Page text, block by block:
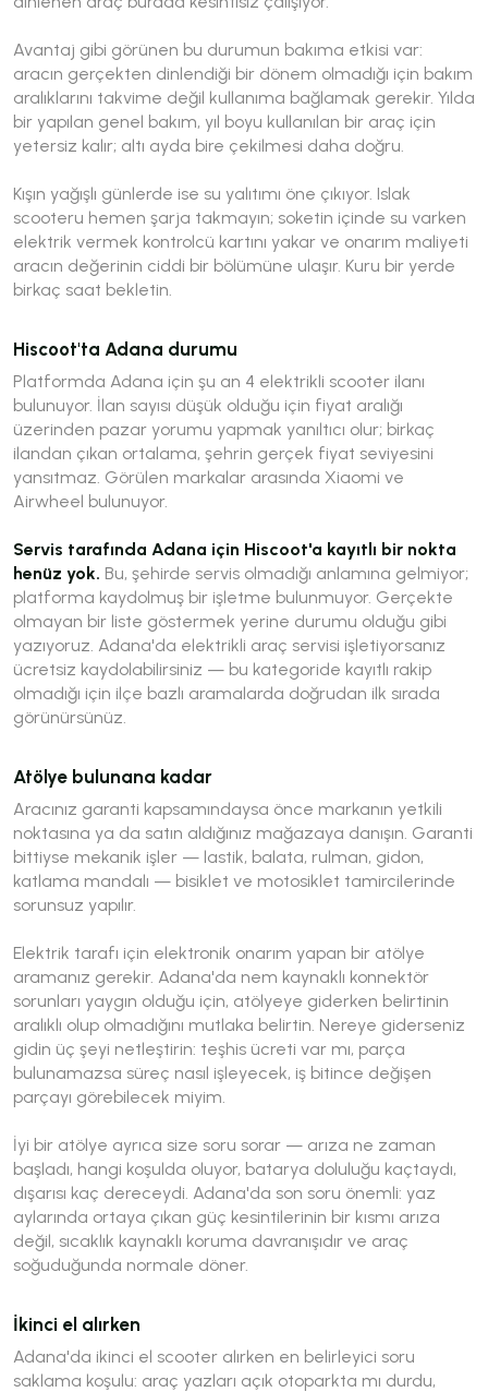
Avantaj gibi görünen bu durumun bakıma etkisi var:
aracın gerçekten dinlendiği bir dönem olmadığı için bakım
aralıklarını takvime değil kullanıma bağlamak gerekir. Yılda
bir yapılan genel bakım, yıl boyu kullanılan bir araç için
yetersiz kalır; altı ayda bire çekilmesi daha doğru.
Kışın yağışlı günlerde ise su yalıtımı öne çıkıyor. Islak
scooteru hemen şarja takmayın; soketin içinde su varken
elektrik vermek kontrolcü kartını yakar ve onarım maliyeti
aracın değerinin ciddi bir bölümüne ulaşır. Kuru bir yerde
birkaç saat bekletin.
Hiscoot'ta Adana durumu
Platformda Adana için şu an 4 elektrikli scooter ilanı
bulunuyor. İlan sayısı düşük olduğu için fiyat aralığı
üzerinden pazar yorumu yapmak yanıltıcı olur; birkaç
ilandan çıkan ortalama, şehrin gerçek fiyat seviyesini
yansıtmaz. Görülen markalar arasında Xiaomi ve
Airwheel bulunuyor.
Servis tarafında Adana için Hiscoot'a kayıtlı bir nokta
henüz yok. Bu, şehirde servis olmadığı anlamına gelmiyor;
platforma kaydolmuş bir işletme bulunmuyor. Gerçekte
olmayan bir liste göstermek yerine durumu olduğu gibi
yazıyoruz. Adana'da elektrikli araç servisi işletiyorsanız
ücretsiz kaydolabilirsiniz — bu kategoride kayıtlı rakip
olmadığı için ilçe bazlı aramalarda doğrudan ilk sırada
görünürsünüz.
Atölye bulunana kadar
Aracınız garanti kapsamındaysa önce markanın yetkili
noktasına ya da satın aldığınız mağazaya danışın. Garanti
bittiyse mekanik işler — lastik, balata, rulman, gidon,
katlama mandalı — bisiklet ve motosiklet tamircilerinde
sorunsuz yapılır.
Elektrik tarafı için elektronik onarım yapan bir atölye
aramanız gerekir. Adana'da nem kaynaklı konnektör
sorunları yaygın olduğu için, atölyeye giderken belirtinin
aralıklı olup olmadığını mutlaka belirtin. Nereye giderseniz
gidin üç şeyi netleştirin: teşhis ücreti var mı, parça
bulunamazsa süreç nasıl işleyecek, iş bitince değişen
parçayı görebilecek miyim.
İyi bir atölye ayrıca size soru sorar — arıza ne zaman
başladı, hangi koşulda oluyor, batarya doluluğu kaçtaydı,
dışarısı kaç dereceydi. Adana'da son soru önemli: yaz
aylarında ortaya çıkan güç kesintilerinin bir kısmı arıza
değil, sıcaklık kaynaklı koruma davranışıdır ve araç
soğuduğunda normale döner.
İkinci el alırken
Adana'da ikinci el scooter alırken en belirleyici soru
saklama koşulu: araç yazları açık otoparkta mı durdu,